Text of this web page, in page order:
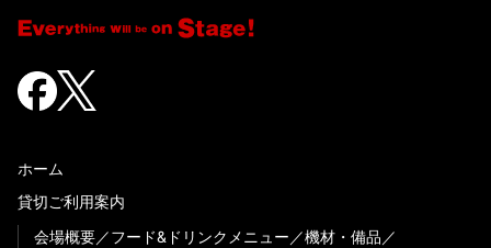
ホーム
貸切ご利用案内
会場概要
フード&ドリンクメニュー
機材・備品